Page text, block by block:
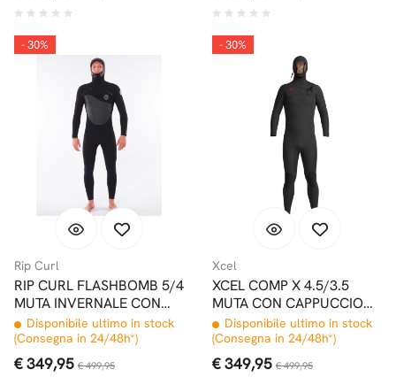
- 30%
Rip Curl
RIP CURL FLASHBOMB 5/4
MUTA INVERNALE CON
CAPPUCCIO FRONT ZIP
Disponibile ultimo in stock
(Consegna in 24/48h*)
€ 349,95 € 499,95
- 30%
Xcel
XCEL COMP X 4.5/3.5
MUTA CON CAPPUCCIO
FRONT ZIP BLACK
Disponibile ultimo in stock
(Consegna in 24/48h*)
€ 349,95 € 499,95